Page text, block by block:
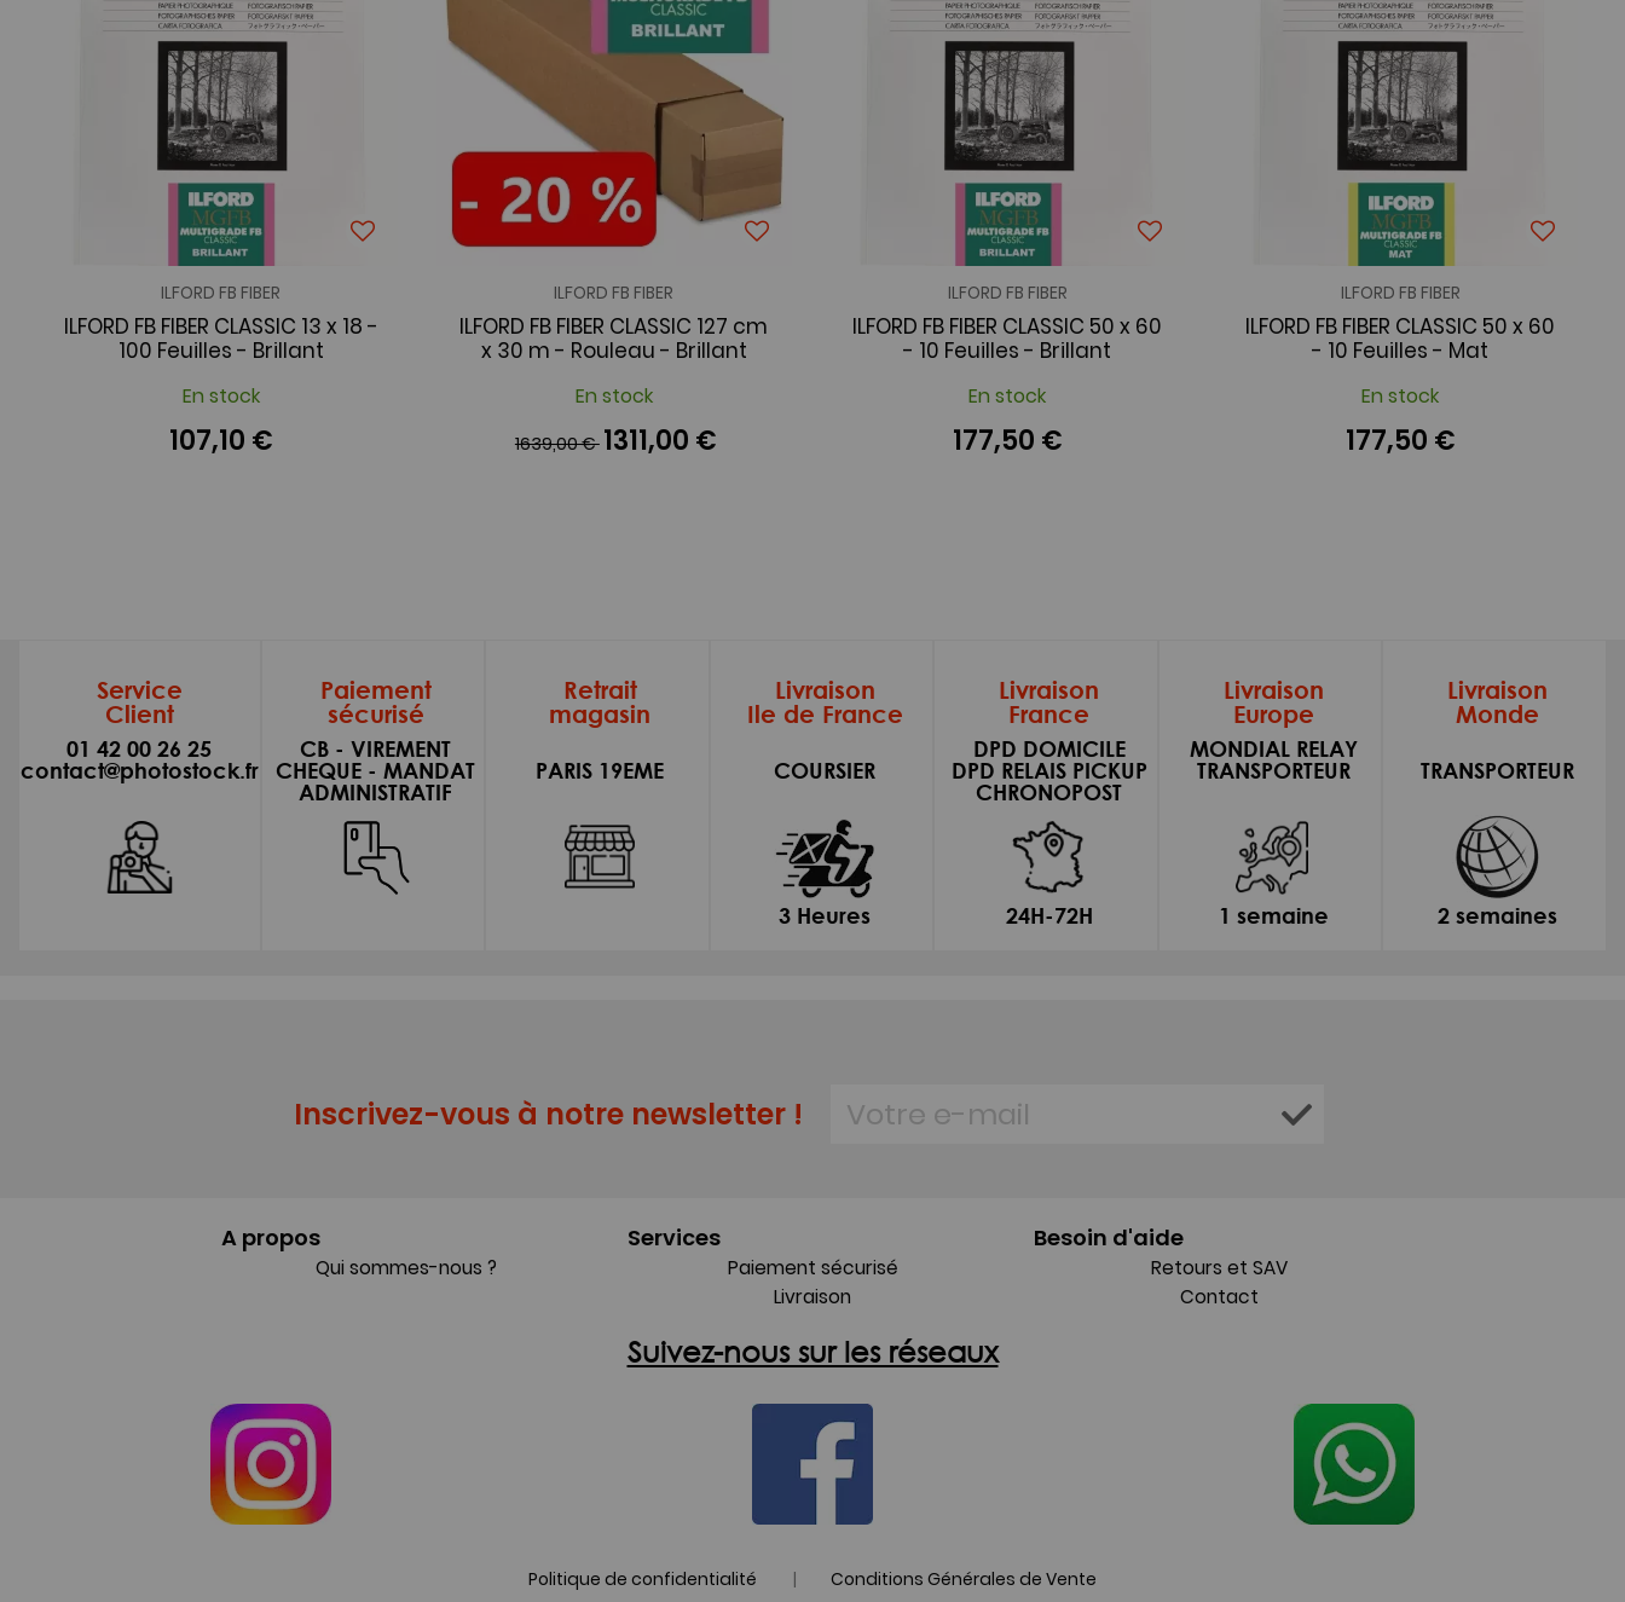
ILFORD FB FIBER
ILFORD FB FIBER CLASSIC 13 x 18 -
100 Feuilles - Brillant
En stock
107,10 €
ILFORD FB FIBER
ILFORD FB FIBER CLASSIC 127 cm
x 30 m - Rouleau - Brillant
En stock
1639,00 € 1311,00 €
ILFORD FB FIBER
ILFORD FB FIBER CLASSIC 50 x 60
- 10 Feuilles - Brillant
En stock
177,50 €
ILFORD FB FIBER
ILFORD FB FIBER CLASSIC 50 x 60
- 10 Feuilles - Mat
En stock
177,50 €
Service
Client
01 42 00 26 25
contact@photostock.fr
Paiement
sécurisé
CB - VIREMENT
CHEQUE - MANDAT
ADMINISTRATIF
Retrait
magasin
PARIS 19EME
Livraison
Ile de France
COURSIER
3 Heures
Livraison
France
DPD DOMICILE
DPD RELAIS PICKUP
CHRONOPOST
24H-72H
Livraison
Europe
MONDIAL RELAY
TRANSPORTEUR
1 semaine
Livraison
Monde
TRANSPORTEUR
2 semaines
Inscrivez-vous à notre newsletter !
A propos
Qui sommes-nous ?
Services
Paiement sécurisé
Livraison
Besoin d'aide
Retours et SAV
Contact
Suivez-nous sur les réseaux
Politique de confidentialité | Conditions Générales de Vente